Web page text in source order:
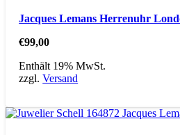
Jacques Lemans Herrenuhr
€99,00
Enthält 19% MwSt.
zzgl.Versand